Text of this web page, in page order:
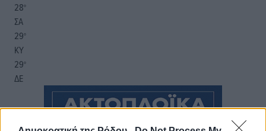
28°
ΣΑ
29°
ΚΥ
29°
ΔΕ